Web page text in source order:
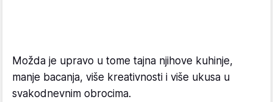
Možda je upravo u tome tajna njihove kuhinje,
manje bacanja, više kreativnosti i više ukusa u
svakodnevnim obrocima.